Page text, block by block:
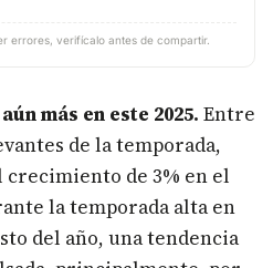
errores, verifícalo antes de compartir.
más en este 2025. Entre
de la temporada,
crecimiento de 3% en el
la temporada alta en
del año, una tendencia